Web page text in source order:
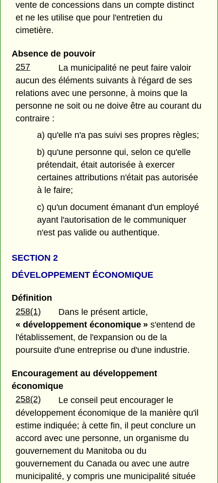
vente de concessions dans un compte distinct
et ne les utilise que pour l'entretien du
cimetière.
Absence de pouvoir
257
La municipalité ne peut faire valoir
aucun des éléments suivants à l'égard de ses
relations avec une personne, à moins que la
personne ne soit ou ne doive être au courant du
contraire :
a) qu'elle n'a pas suivi ses propres règles;
b) qu'une personne qui, selon ce qu'elle
prétendait, était autorisée à exercer
certaines attributions n'était pas autorisée
à le faire;
c) qu'un document émanant d'un employé
ayant l'autorisation de le communiquer
n'est pas valide ou authentique.
SECTION 2
DÉVELOPPEMENT ÉCONOMIQUE
Définition
258(1)
Dans le présent article,
« développement économique » s'entend de
l'établissement, de l'expansion ou de la
poursuite d'une entreprise ou d'une industrie.
Encouragement au développement
économique
258(2)
Le conseil peut encourager le
développement économique de la manière qu'il
estime indiquée; à cette fin, il peut conclure un
accord avec une personne, un organisme du
gouvernement du Manitoba ou du
gouvernement du Canada ou avec une autre
municipalité, y compris une municipalité située